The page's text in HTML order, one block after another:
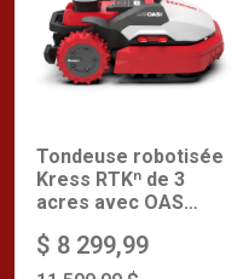
Tondeuse robotisée
Kress RTKⁿ de 3
acres avec OAS
System)
$ 8 299,99